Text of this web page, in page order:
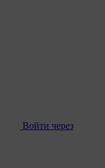
Войти через